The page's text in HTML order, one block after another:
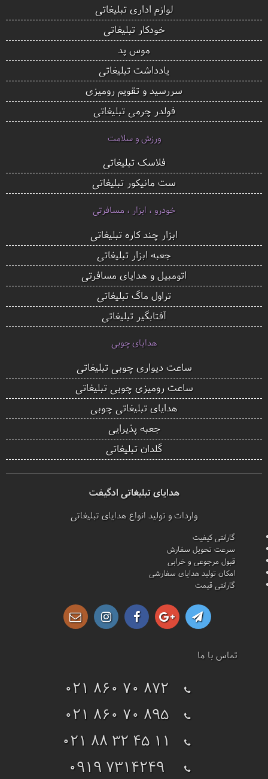
لوازم اداری تبلیغاتی
خودکار تبلیغاتی
موس پد
یادداشت تبلیغاتی
سررسید و تقویم رومیزی
فولدر چرمی تبلیغاتی
ورزش و سلامت
فلاسک تبلیغاتی
ست مانیکور تبلیغاتی
خودرو ، ابزار ، مسافرتی
ابزار چند کاره تبلیغاتی
جعبه ابزار تبلیغاتی
اتومبیل و هدایای مسافرتی
تراول ماگ تبلیغاتی
آفتابگیر تبلیغاتی
هدایای چوبی
ساعت دیواری چوبی تبلیغاتی
ساعت رومیزی چوبی تبلیغاتی
هدایای تبلیغاتی چوبی
جعبه پذیرایی
گلدان تبلیغاتی
هدایای تبلیغاتی ادگیفت
واردات و تولید انواع هدایای تبلیغاتی
گارانتی کیفیت
سرعت تحویل سفارش
قبول مرجوعی و خرابی
امکان تولید هدایای سفارشی
گارانتی قیمت
تماس با ما
021 860 70 872
021 860 70 895
021 88 32 45 11
0919 7314249